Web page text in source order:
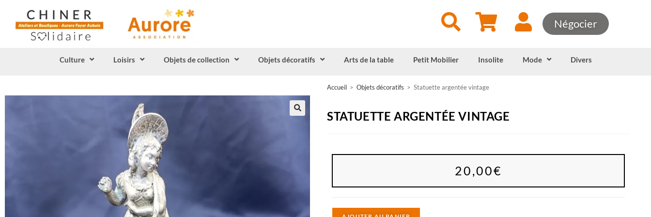
Négocier
Culture Loisirs Objets de collection Objets décoratifs Arts de la table Petit Mobilier Insolite Mode Divers
Accueil > Objets décoratifs > Statuette argentée vintage
STATUETTE ARGENTÉE VINTAGE
20,00€